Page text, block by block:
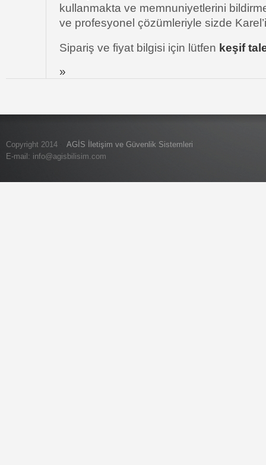
kullanmakta ve memnuniyetlerini
ve profesyonel çözümleriyle sizde
Sipariş ve fiyat bilgisi için lütfen keşif
»
Copyright 2014
AGİS İletişim ve Güvenlik Sistemleri
E-mail: info@agisbilisim.com